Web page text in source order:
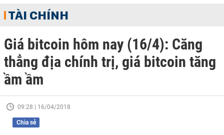
TÀI CHÍNH
Giá bitcoin hôm nay (16/4): Căng
thẳng địa chính trị, giá bitcoin tăng
ầm ầm
09:28 | 16/04/2018
Chia sẻ